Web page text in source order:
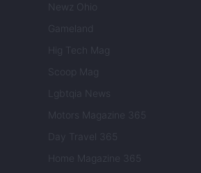
Newz Ohio
Gameland
Hig Tech Mag
Scoop Mag
Lgbtqia News
Motors Magazine 365
Day Travel 365
Home Magazine 365